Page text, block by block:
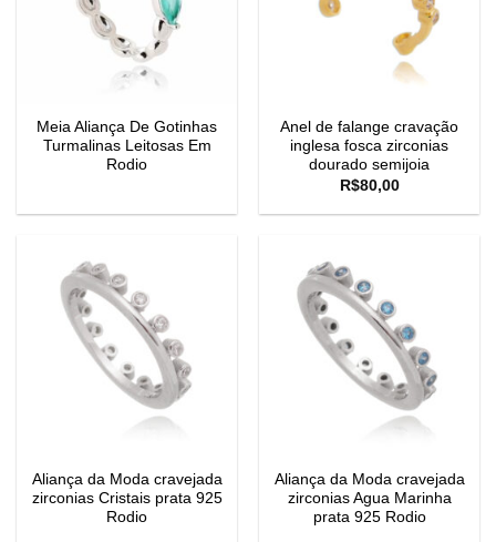
Meia Aliança De Gotinhas
Turmalinas Leitosas Em
Rodio
Anel de falange cravação
inglesa fosca zirconias
dourado semijoia
R$80,00
Aliança da Moda cravejada
zirconias Cristais prata 925
Rodio
Aliança da Moda cravejada
zirconias Agua Marinha
prata 925 Rodio